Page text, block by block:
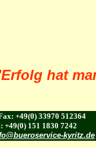
hat
+49(0) 33970 512364
+49(0) 151 1830 7242
kyritz.de